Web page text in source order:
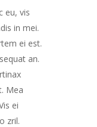
eu, vis
in mei.
ei est.
an.
Mea
ei
zril.